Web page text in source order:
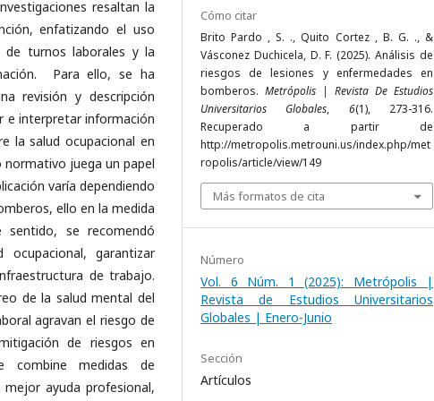
resaltan la
enfatizando el uso
de turnos laborales y la
Para ello, se ha
revisión y descripción
e interpretar información
la salud ocupacional en
juega un papel
varía dependiendo
ello en la medida
se recomendó
garantizar
de trabajo.
de la salud mental del
agravan el riesgo de
de riesgos en
combine medidas de
ayuda profesional,
Cómo citar
Brito Pardo , S. ., Quito Cortez , B. G. ., &
Vásconez Duchicela, D. F. (2025). Análisis de
riesgos de lesiones y enfermedades en
bomberos. Metrópolis | Revista De Estudios
Universitarios Globales, 6(1), 273-316.
Recuperado a partir de
http://metropolis.metrouni.us/index.php/met
ropolis/article/view/149
Más formatos de cita
Número
Vol. 6 Núm. 1 (2025): Metrópolis |
Revista de Estudios Universitarios
Globales | Enero-Junio
Sección
Artículos